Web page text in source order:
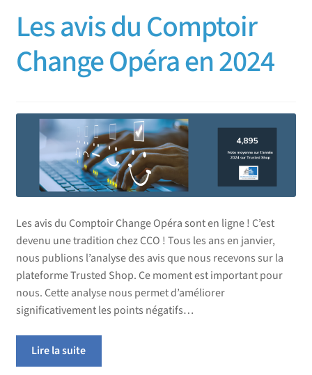
Les avis du Comptoir
Change Opéra en 2024
Les avis du Comptoir Change Opéra sont en ligne ! C’est
devenu une tradition chez CCO ! Tous les ans en janvier,
nous publions l’analyse des avis que nous recevons sur la
plateforme Trusted Shop. Ce moment est important pour
nous. Cette analyse nous permet d’améliorer
significativement les points négatifs…
Lire la suite